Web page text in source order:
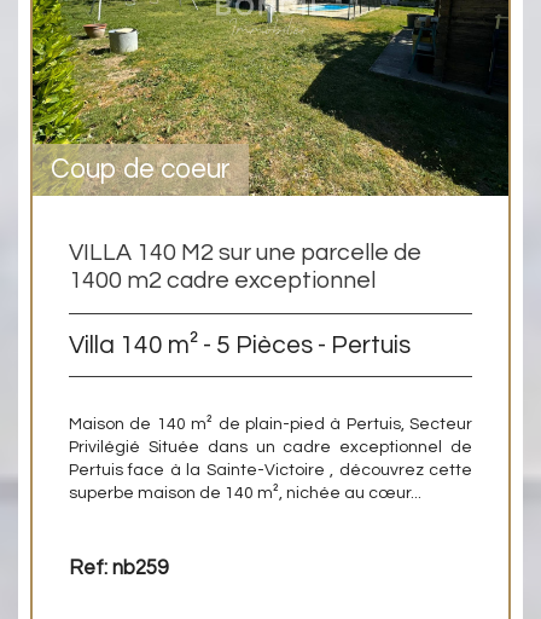
Coup de coeur
VILLA 140 M2 sur une parcelle de
1400 m2 cadre exceptionnel
Villa 140 m² - 5 Pièces - Pertuis
Maison de 140 m² de plain-pied à Pertuis, Secteur
Privilégié Située dans un cadre exceptionnel de
Pertuis face à la Sainte-Victoire , découvrez cette
superbe maison de 140 m², nichée au cœur...
Ref: nb259